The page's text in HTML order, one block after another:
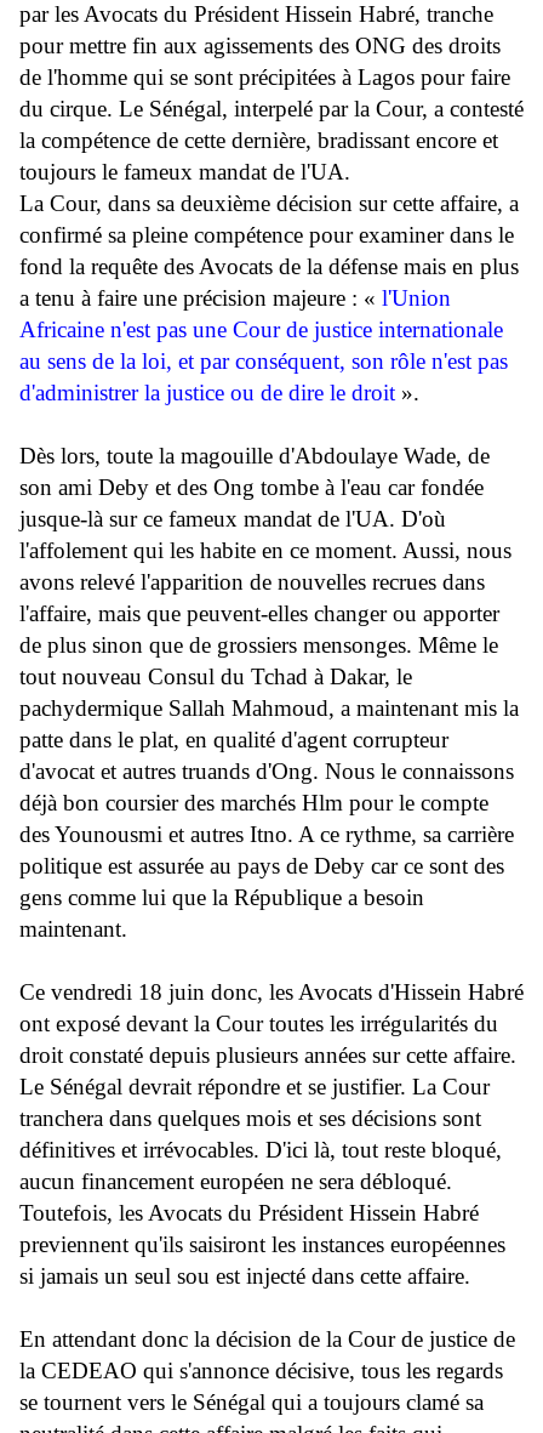
par les Avocats du Président Hissein Habré, tranche
pour mettre fin aux agissements des ONG des droits
de l'homme qui se sont précipitées à Lagos pour faire
du cirque. Le Sénégal, interpelé par la Cour, a contesté
la compétence de cette dernière, bradissant encore et
toujours le fameux mandat de l'UA.
La Cour, dans sa deuxième décision sur cette affaire, a
confirmé sa pleine compétence pour examiner dans le
fond la requête des Avocats de la défense mais en plus
a tenu à faire une précision majeure : « l'Union
Africaine n'est pas une Cour de justice internationale
au sens de la loi, et par conséquent, son rôle n'est pas
d'administrer la justice ou de dire le droit ».
Dès lors, toute la magouille d'Abdoulaye Wade, de
son ami Deby et des Ong tombe à l'eau car fondée
jusque-là sur ce fameux mandat de l'UA. D'où
l'affolement qui les habite en ce moment. Aussi, nous
avons relevé l'apparition de nouvelles recrues dans
l'affaire, mais que peuvent-elles changer ou apporter
de plus sinon que de grossiers mensonges. Même le
tout nouveau Consul du Tchad à Dakar, le
pachydermique Sallah Mahmoud, a maintenant mis la
patte dans le plat, en qualité d'agent corrupteur
d'avocat et autres truands d'Ong. Nous le connaissons
déjà bon coursier des marchés Hlm pour le compte
des Younousmi et autres Itno. A ce rythme, sa carrière
politique est assurée au pays de Deby car ce sont des
gens comme lui que la République a besoin
maintenant.
Ce vendredi 18 juin donc, les Avocats d'Hissein Habré
ont exposé devant la Cour toutes les irrégularités du
droit constaté depuis plusieurs années sur cette affaire.
Le Sénégal devrait répondre et se justifier. La Cour
tranchera dans quelques mois et ses décisions sont
définitives et irrévocables. D'ici là, tout reste bloqué,
aucun financement européen ne sera débloqué.
Toutefois, les Avocats du Président Hissein Habré
previennent qu'ils saisiront les instances européennes
si jamais un seul sou est injecté dans cette affaire.
En attendant donc la décision de la Cour de justice de
la CEDEAO qui s'annonce décisive, tous les regards
se tournent vers le Sénégal qui a toujours clamé sa